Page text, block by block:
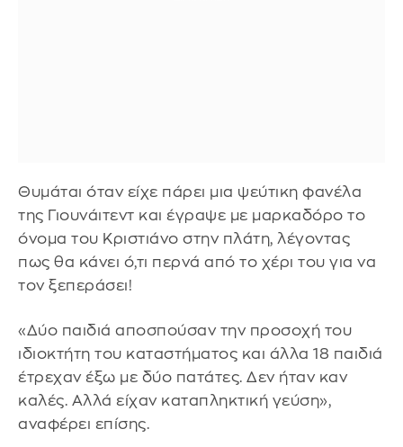
Θυμάται όταν είχε πάρει μια ψεύτικη φανέλα
της Γιουνάιτεντ και έγραψε με μαρκαδόρο το
όνομα του Κριστιάνο στην πλάτη, λέγοντας
πως θα κάνει ό,τι περνά από το χέρι του για να
τον ξεπεράσει!
«Δύο παιδιά αποσπούσαν την προσοχή του
ιδιοκτήτη του καταστήματος και άλλα 18 παιδιά
έτρεχαν έξω με δύο πατάτες. Δεν ήταν καν
καλές. Αλλά είχαν καταπληκτική γεύση»,
αναφέρει επίσης.